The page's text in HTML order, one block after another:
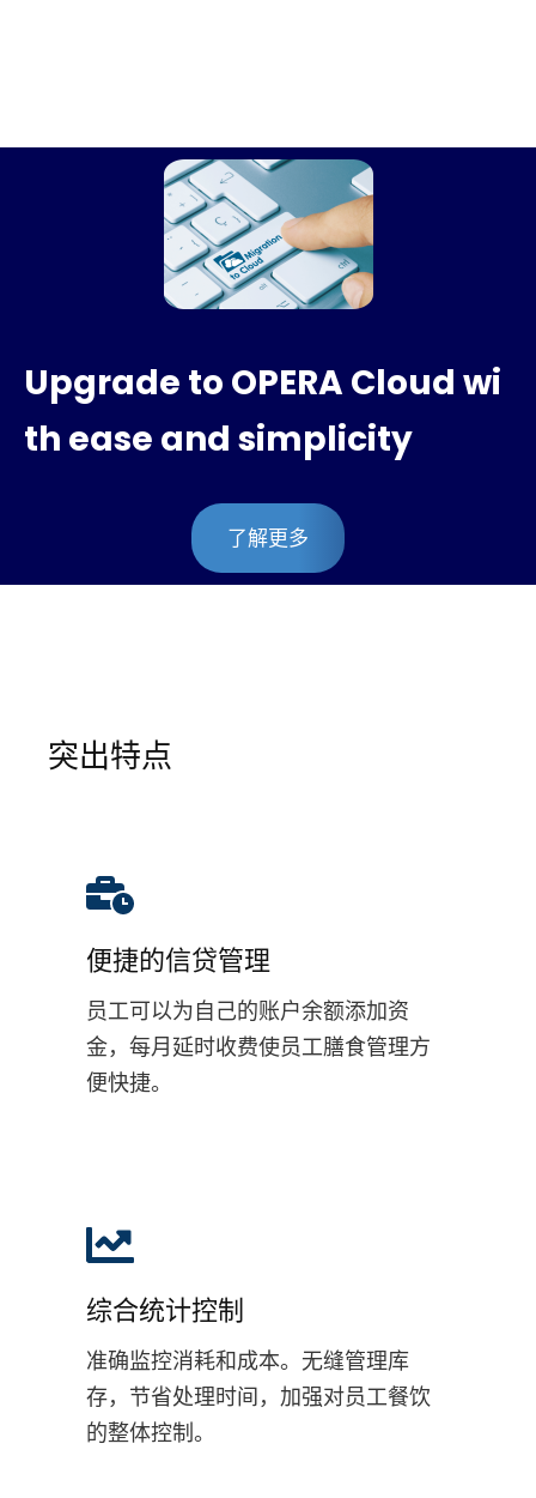
Upgrade to OPERA Cloud wi
th ease and simplicity
了解更多
突出特点
便捷的信贷管理
员工可以为自己的账户余额添加资
金，每月延时收费使员工膳食管理方
便快捷。
综合统计控制
准确监控消耗和成本。无缝管理库
存，节省处理时间，加强对员工餐饮
的整体控制。